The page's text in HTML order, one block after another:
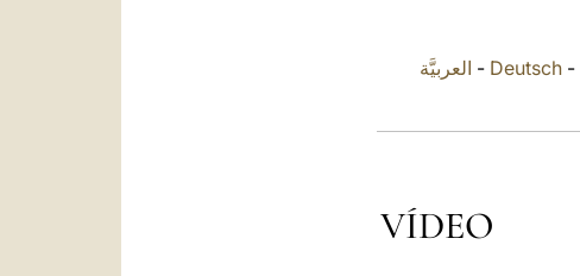
العربيَّة - Deutsch-
VÍDEO